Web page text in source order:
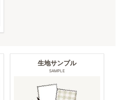
生地サンプル
SAMPLE